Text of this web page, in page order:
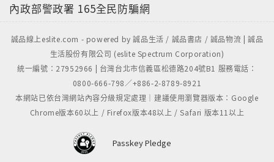
內政部警政署 165全民防騙網
誠品線上eslite.com - powered by 誠品生活 / 誠品書店 / 誠品物流 | 誠品
生活股份有限公司 (eslite Spectrum Corporation)
統一編號：27952966 | 台灣台北市信義區松德路204號B1 服務電話：
0800-666-798／+886-2-8789-8921
本網站已依台灣網站內容分級規定處理｜建議使用瀏覽器版本：Google
Chrome版本60以上 / Firefox版本48以上 / Safari 版本11以上
Passkey Pledge